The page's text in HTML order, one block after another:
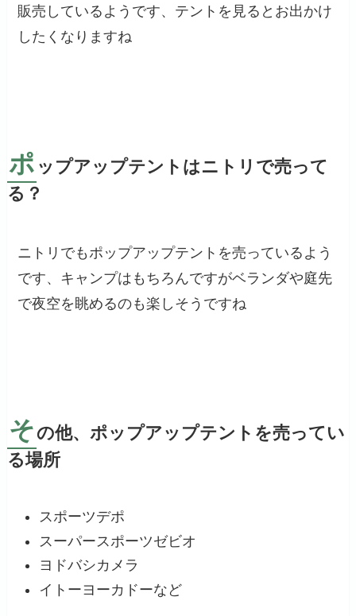
販売しているようです、テントを見るとお出かけ
したくなりますね
ポ ップアップテントはニトリで売って
る？
ニトリでもポップアップテントを売っているよう
です、キャンプはもちろんですがベランダや庭先
で夜空を眺めるのも楽しそうですね
そ の他、ポップアップテントを売ってい
る場所
スポーツデポ
スーパースポーツゼビオ
ヨドバシカメラ
イトーヨーカドーなど